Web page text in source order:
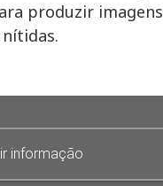
produzir imagens
informação